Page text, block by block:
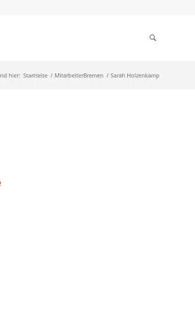
hier: Startseite / MitarbeiterBremen / Sarah Holzenkamp